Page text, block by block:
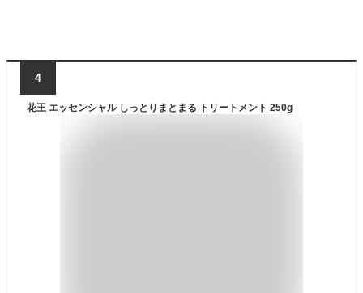
4
花王 エッセンシャル しっとりまとまる トリートメント 250g